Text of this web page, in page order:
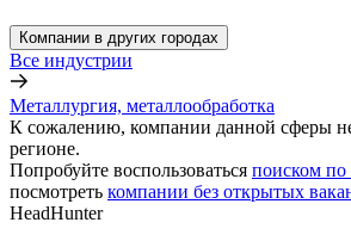
Компании в других городах
Все индустрии
Металлургия, металлообработка
К сожалению, компании данной сферы
регионе.
Попробуйте воспользоваться поиском
посмотреть компании без открытых
HeadHunter